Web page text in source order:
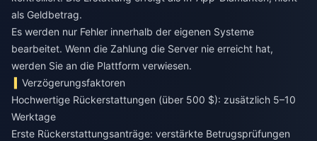
als Geldbetrag.
Es werden nur Fehler innerhalb der eigenen Systeme
bearbeitet. Wenn die Zahlung die Server nie erreicht hat,
werden Sie an die Plattform verwiesen.
Verzögerungsfaktoren
Hochwertige Rückerstattungen (über 500 $): zusätzlich 5–10
Werktage
Erste Rückerstattungsanträge: verstärkte Betrugsprüfungen